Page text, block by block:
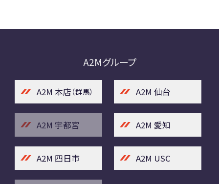
A2Mグループ
A2M 本店（群馬） A2M 仙台
A2M 宇都宮 A2M 愛知
A2M 四日市 A2M USC